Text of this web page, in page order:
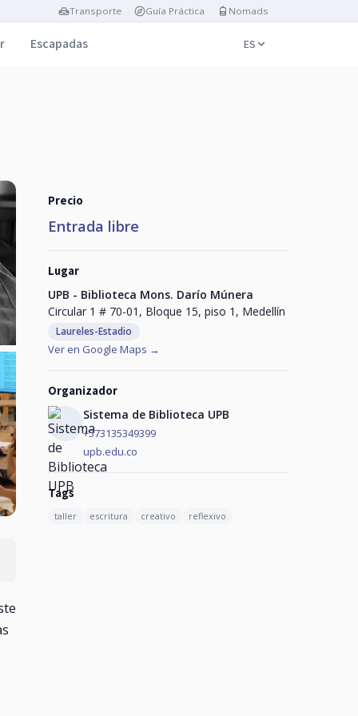
Transporte Guía Práctica Nomads
Escapadas ES
Precio
Entrada libre
Lugar
UPB - Biblioteca Mons. Darío Múnera
Circular 1 # 70-01, Bloque 15, piso 1, Medellín
Laureles-Estadio
Ver en Google Maps →
Organizador
Sistema de Biblioteca UPB
+573135349399
upb.edu.co
Tags
taller escritura creativo reflexivo